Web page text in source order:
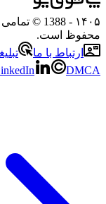
۱۴۰۵
- 1388 ©
محفوظ است.
ارتباط با ما
DMCA